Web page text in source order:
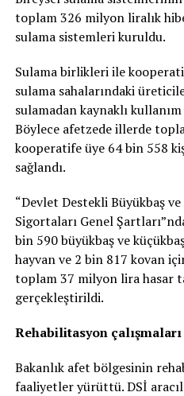
toplam 326 milyon liralık
sulama sistemleri kuruldu.
Sulama birlikleri ile
sulama sahalarındaki
sulamadan kaynaklı
Böylece afetzede illerde
kooperatife üye 64 bin 558
sağlandı.
“Devlet Destekli Büyükbaş
Sigortaları Genel
bin 590 büyükbaş ve
hayvan ve 2 bin 817 kovan
toplam 37 milyon lira hasar
gerçekleştirildi.
Rehabilitasyon çalışmaları
Bakanlık afet bölgesinin
faaliyetler yürüttü. DSİ